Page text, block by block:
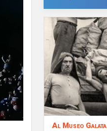
Al Museo Galata